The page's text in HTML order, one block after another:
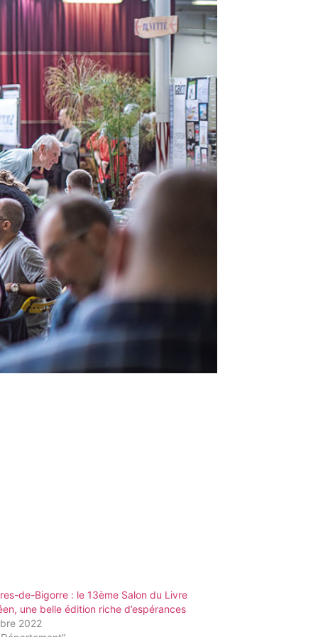
de-Bigorre : le 13ème Salon du Livre
une belle édition riche d’espérances
2022